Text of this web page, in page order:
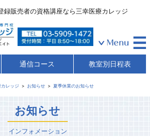
録販売者の資格講座なら三幸医療カレッジ
通信コース 教室別日程表
レッジ お知らせ 夏季休業のお知らせ
お知らせ
インフォメーション